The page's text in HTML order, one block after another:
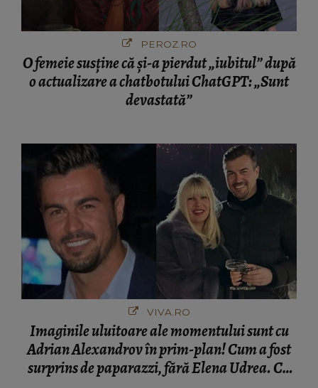
PEROZ.RO
O femeie susține că și-a pierdut „iubitul” după
o actualizare a chatbotului ChatGPT: „Sunt
devastată”
VIVA.RO
Imaginile uluitoare ale momentului sunt cu
Adrian Alexandrov în prim-plan! Cum a fost
surprins de paparazzi, fără Elena Udrea. Cu